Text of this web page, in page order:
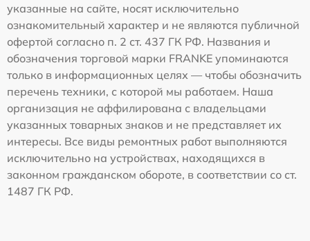
указанные на сайте, носят исключительно
ознакомительный характер и не являются публичной
офертой согласно п. 2 ст. 437 ГК РФ. Названия и
обозначения торговой марки FRANKE упоминаются
только в информационных целях — чтобы обозначить
перечень техники, с которой мы работаем. Наша
организация не аффилирована с владельцами
указанных товарных знаков и не представляет их
интересы. Все виды ремонтных работ выполняются
исключительно на устройствах, находящихся в
законном гражданском обороте, в соответствии со ст.
1487 ГК РФ.